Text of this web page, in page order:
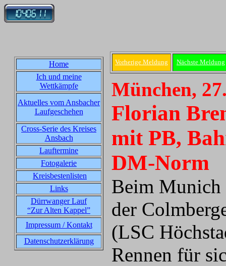
Home
Ich und meine
Wettkämpfe
Aktuelles vom Ansbacher
Laufgeschehen
Cross-Serie des Kreises
Ansbach
Lauftermine
Fotogalerie
Kreisbestenlisten
Links
Dürrwanger Lauf
“Zur Alten Kappel”
Impressum / Kontakt
Datenschutzerklärung
Vorherige Meldung Nächste Meldung
München,
Florian
mit PB,
DM-Norm
Beim Munich
der
(LSC
Rennen für